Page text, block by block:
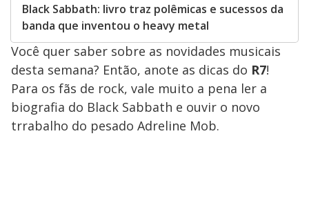
Black Sabbath: livro traz polêmicas e sucessos da
banda que inventou o heavy metal
Você quer saber sobre as novidades musicais
desta semana? Então, anote as dicas do R7!
Para os fãs de rock, vale muito a pena ler a
biografia do Black Sabbath e ouvir o novo
trrabalho do pesado Adreline Mob.